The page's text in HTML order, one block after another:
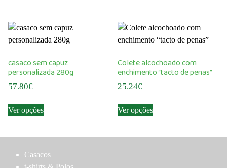
variants.
The
may
on
the
variants.
The
may
on
the
casaco sem capuz
personalizada 280g
57.80€
Ver opçõesproduct
multiple
The
Colete alcochoado com
enchimento “tacto de penas”
25.24€
Ver opçõesproduct
multiple
Casacos